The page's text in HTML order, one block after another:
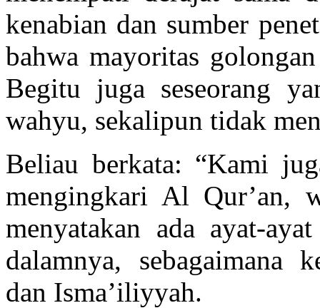
kenabian dan sumber
bahwa mayoritas
Begitu juga seseorang
wahyu, sekalipun tidak
Beliau berkata: “Kami
mengingkari Al Qur’an,
menyatakan ada ayat-
dalamnya, sebagaimana
dan Isma’iliyyah.